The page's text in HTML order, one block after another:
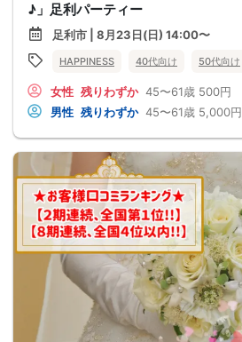
♪」足利パーティー
足利市 | 8月23日(日) 14:00〜
HAPPINESS 40代向け 50代向け
女性 残りわずか 45〜61歳 500円
男性 残りわずか 45〜61歳 5,000円